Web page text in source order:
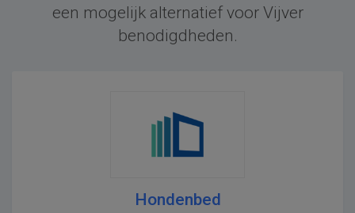
een mogelijk alternatief voor Vijver
benodigdheden.
Hondenbed